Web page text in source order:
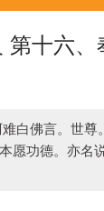
第十六、
白佛言。世
愿功德。亦名